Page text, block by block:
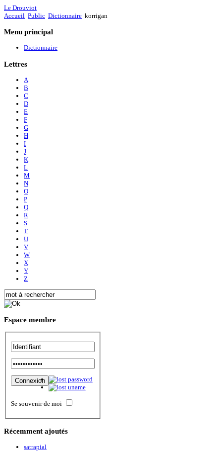
Le Drouviot
Accueil Public Dictionnaire korrigan
Menu principal
Dictionnaire
Lettres
A
B
C
D
E
F
G
H
I
J
K
L
M
N
O
P
Q
R
S
T
U
V
W
X
Y
Z
Espace membre
Se souvenir de moi
Récemment ajoutés
satrapial